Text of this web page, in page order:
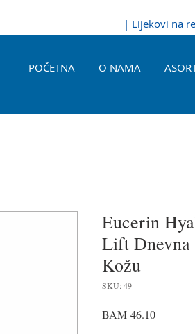
| Lijekovi na
POČETNA O NAMA
Eucerin
Lift Dnevna
Kožu
SKU: 49
BAM 46.10Price